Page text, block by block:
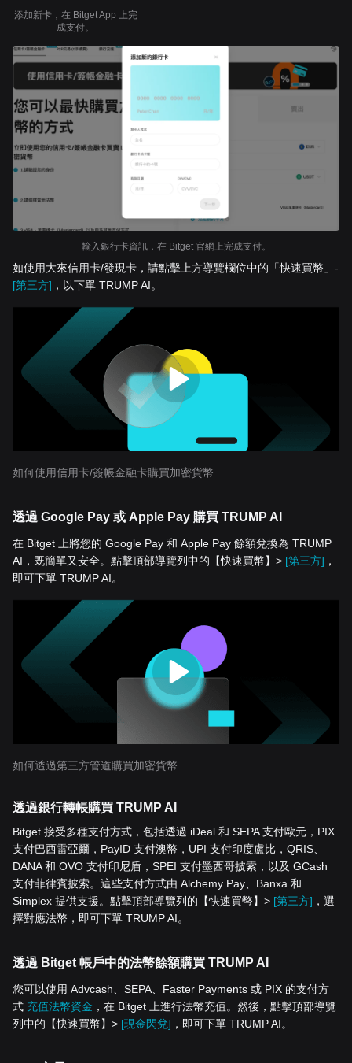
添加新卡，在 Bitget App 上完
成支付。
輸入銀行卡資訊，在 Bitget 官網上完成支付。
如使用大來信用卡/發現卡，請點擊上方導覽欄位中的「快速買幣」-
[第三方] ，以下單 TRUMP AI。
如何使用信用卡/簽帳金融卡購買加密貨幣
透過 Google Pay 或 Apple Pay 購買 TRUMP AI
在 Bitget 上將您的 Google Pay 和 Apple Pay 餘額兌換為 TRUMP
AI，既簡單又安全。點擊頂部導覽列中的【快速買幣】> [第三方] ，
即可下單 TRUMP AI。
如何透過第三方管道購買加密貨幣
透過銀行轉帳購買 TRUMP AI
Bitget 接受多種支付方式，包括透過 iDeal 和 SEPA 支付歐元，PIX
支付巴西雷亞爾，PayID 支付澳幣，UPI 支付印度盧比，QRIS、
DANA 和 OVO 支付印尼盾，SPEI 支付墨西哥披索，以及 GCash
支付菲律賓披索。這些支付方式由 Alchemy Pay、Banxa 和
Simplex 提供支援。點擊頂部導覽列的【快速買幣】> [第三方] ，選
擇對應法幣，即可下單 TRUMP AI。
透過 Bitget 帳戶中的法幣餘額購買 TRUMP AI
您可以使用 Advcash、SEPA、Faster Payments 或 PIX 的支付方
式 充值法幣資金 ，在 Bitget 上進行法幣充值。然後，點擊頂部導覽
列中的【快速買幣】> [現金閃兌] ，即可下單 TRUMP AI。